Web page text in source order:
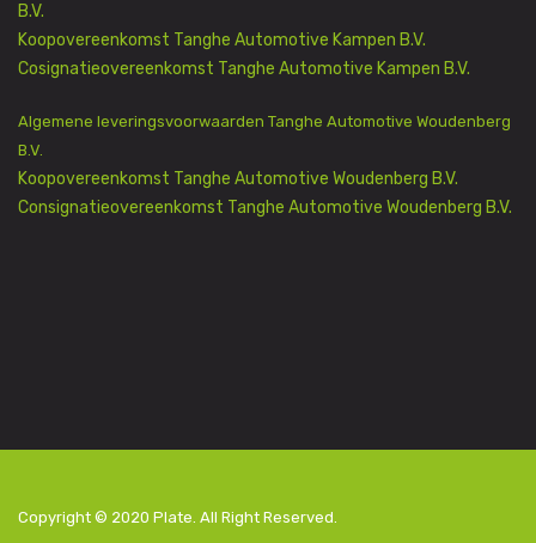
B.V.
Koopovereenkomst Tanghe Automotive Kampen B.V.
Cosignatieovereenkomst Tanghe Automotive Kampen B.V.
Algemene leveringsvoorwaarden Tanghe Automotive Woudenberg
B.V.
Koopovereenkomst Tanghe Automotive Woudenberg B.V.
Consignatieovereenkomst Tanghe Automotive Woudenberg B.V.
Copyright © 2020 Plate. All Right Reserved.